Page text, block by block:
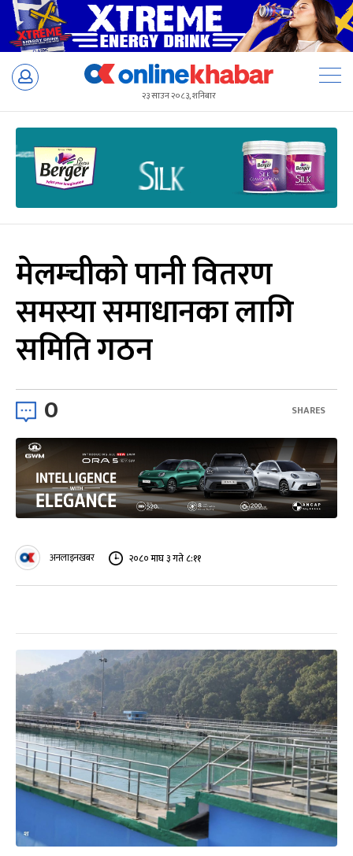
Skip
२३ साउन २०८३, शनिबार
मेलम्चीको पानी वितरण
समस्या समाधानका लागि
समिति गठन
0 SHARES
अनलाइनखबर २०८० माघ ३ गते ८:११